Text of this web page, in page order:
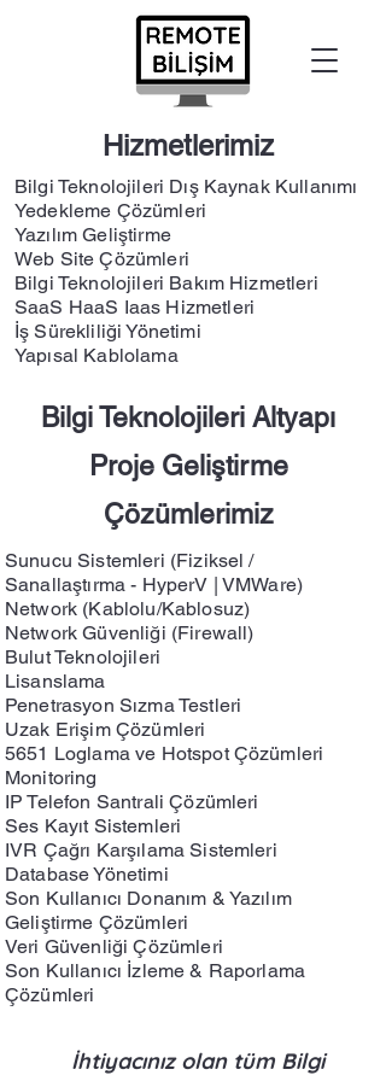
Hizmetlerimiz
Bilgi Teknolojileri Altyapı
Proje Geliştirme
Çözümlerimiz
İhtiyacınız olan tüm Bilgi
Bilgi Teknolojileri Dış Kaynak Kullanımı
Yedekleme Çözümleri
Yazılım Geliştirme
Web Site Çözümleri
Bilgi Teknolojileri Bakım Hizmetleri
SaaS HaaS Iaas Hizmetleri
İş Sürekliliği Yönetimi
Yapısal Kablolama
Sunucu Sistemleri (Fiziksel /
Sanallaştırma - HyperV | VMWare)
Network (Kablolu/Kablosuz)
Network Güvenliği (Firewall)
Bulut Teknolojileri
Lisanslama
Penetrasyon Sızma Testleri
Uzak Erişim Çözümleri
5651 Loglama ve Hotspot Çözümleri
Monitoring
IP Telefon Santrali Çözümleri
Ses Kayıt Sistemleri
IVR Çağrı Karşılama Sistemleri
Database Yönetimi
Son Kullanıcı Donanım & Yazılım
Geliştirme Çözümleri
Veri Güvenliği Çözümleri
Son Kullanıcı İzleme & Raporlama
Çözümleri